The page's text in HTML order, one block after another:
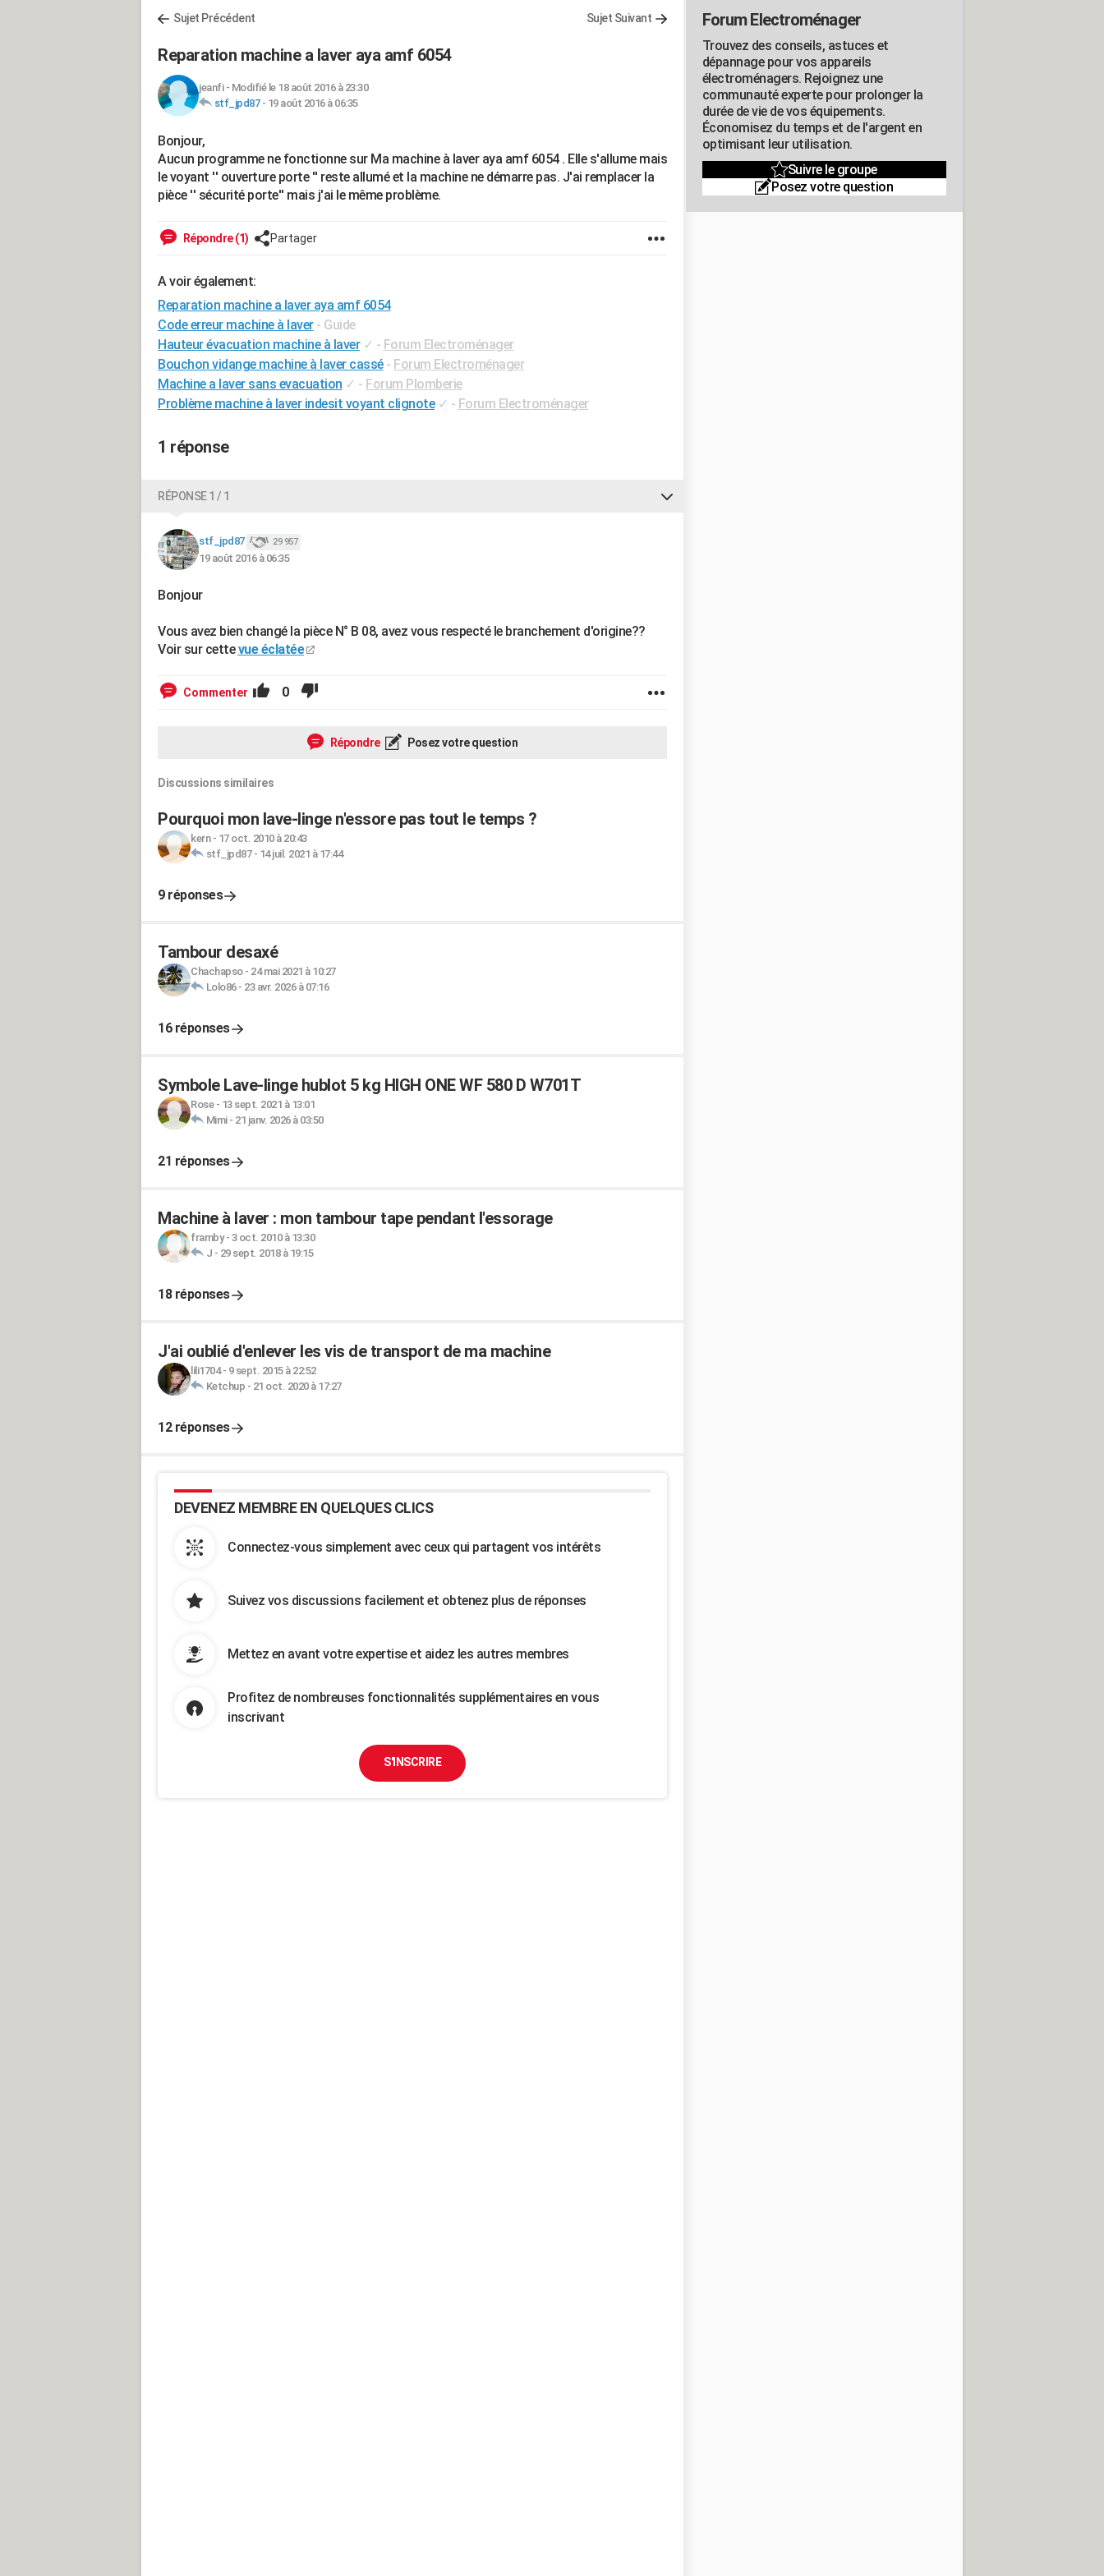
Sujet Précédent Sujet Suivant
Reparation machine a laver aya amf 6054
jeanfi- Modifié le 18 août 2016 à 23:30
stf_jpd87- 19 août 2016 à 06:35
Bonjour,
Aucun programme ne fonctionne sur Ma machine à laver aya amf 6054 . Elle s'allume mais
le voyant '' ouverture porte '' reste allumé et la machine ne démarre pas. J'ai remplacer la
pièce '' sécurité porte'' mais j'ai le même problème.
Répondre (1) Partager
A voir également:
Reparation machine a laver aya amf 6054
Code erreur machine à laver - Guide
Hauteur évacuation machine à laver ✓ - Forum Electroménager
Bouchon vidange machine à laver cassé - Forum Electroménager
Machine a laver sans evacuation ✓ - Forum Plomberie
Problème machine à laver indesit voyant clignote ✓ - Forum Electroménager
1 réponse
RÉPONSE 1 / 1
stf_jpd87 29 957
19 août 2016 à 06:35
Bonjour
Vous avez bien changé la pièce N° B 08, avez vous respecté le branchement d'origine??
Voir sur cettevue éclatée
Commenter 0
Répondre Posez votre question
Discussions similaires
Pourquoi mon lave-linge n'essore pas tout le temps ?
kern- 17 oct. 2010 à 20:43
stf_jpd87- 14 juil. 2021 à 17:44
9 réponses
Tambour desaxé
Chachapso- 24 mai 2021 à 10:27
Lolo86- 23 avr. 2026 à 07:16
16 réponses
Symbole Lave-linge hublot 5 kg HIGH ONE WF 580 D W701T
Rose- 13 sept. 2021 à 13:01
Mimi- 21 janv. 2026 à 03:50
21 réponses
Machine à laver : mon tambour tape pendant l'essorage
framby- 3 oct. 2010 à 13:30
J - 29 sept. 2018 à 19:15
18 réponses
J'ai oublié d'enlever les vis de transport de ma machine
lili1704- 9 sept. 2015 à 22:52
Ketchup - 21 oct. 2020 à 17:27
12 réponses
DEVENEZ MEMBRE EN QUELQUES CLICS
Connectez-vous simplement avec ceux qui partagent vos intérêts
Suivez vos discussions facilement et obtenez plus de réponses
Mettez en avant votre expertise et aidez les autres membres
Profitez de nombreuses fonctionnalités supplémentaires en vous
inscrivant
S'INSCRIRE
Forum Electroménager
Trouvez des conseils, astuces et
dépannage pour vos appareils
électroménagers. Rejoignez une
communauté experte pour prolonger la
durée de vie de vos équipements.
Économisez du temps et de l'argent en
optimisant leur utilisation.
Suivre le groupe
Posez votre question